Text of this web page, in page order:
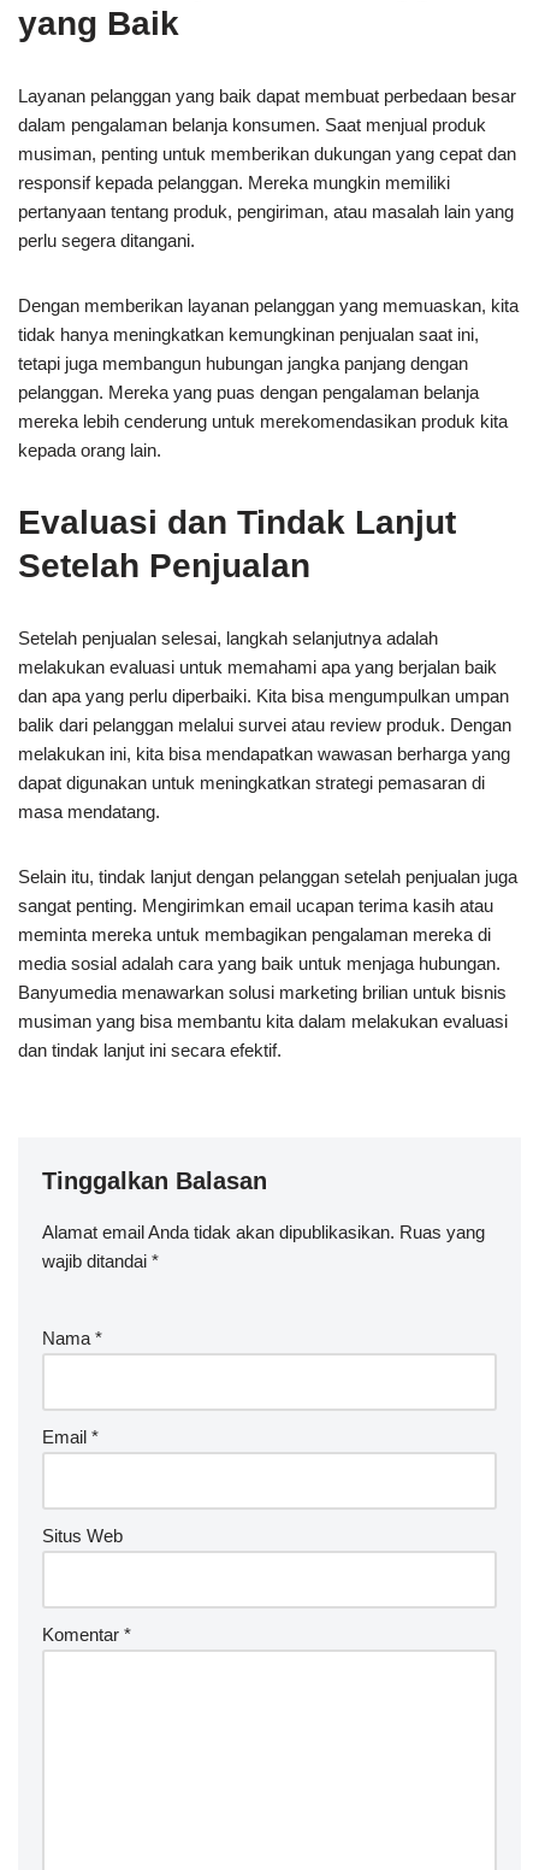
yang Baik
Layanan pelanggan yang baik dapat membuat perbedaan besar
dalam pengalaman belanja konsumen. Saat menjual produk
musiman, penting untuk memberikan dukungan yang cepat dan
responsif kepada pelanggan. Mereka mungkin memiliki
pertanyaan tentang produk, pengiriman, atau masalah lain yang
perlu segera ditangani.
Dengan memberikan layanan pelanggan yang memuaskan, kita
tidak hanya meningkatkan kemungkinan penjualan saat ini,
tetapi juga membangun hubungan jangka panjang dengan
pelanggan. Mereka yang puas dengan pengalaman belanja
mereka lebih cenderung untuk merekomendasikan produk kita
kepada orang lain.
Evaluasi dan Tindak Lanjut
Setelah Penjualan
Setelah penjualan selesai, langkah selanjutnya adalah
melakukan evaluasi untuk memahami apa yang berjalan baik
dan apa yang perlu diperbaiki. Kita bisa mengumpulkan umpan
balik dari pelanggan melalui survei atau review produk. Dengan
melakukan ini, kita bisa mendapatkan wawasan berharga yang
dapat digunakan untuk meningkatkan strategi pemasaran di
masa mendatang.
Selain itu, tindak lanjut dengan pelanggan setelah penjualan juga
sangat penting. Mengirimkan email ucapan terima kasih atau
meminta mereka untuk membagikan pengalaman mereka di
media sosial adalah cara yang baik untuk menjaga hubungan.
Banyumedia menawarkan solusi marketing brilian untuk bisnis
musiman yang bisa membantu kita dalam melakukan evaluasi
dan tindak lanjut ini secara efektif.
Tinggalkan Balasan
Alamat email Anda tidak akan dipublikasikan. Ruas yang
wajib ditandai *
Nama *
Email *
Situs Web
Komentar *